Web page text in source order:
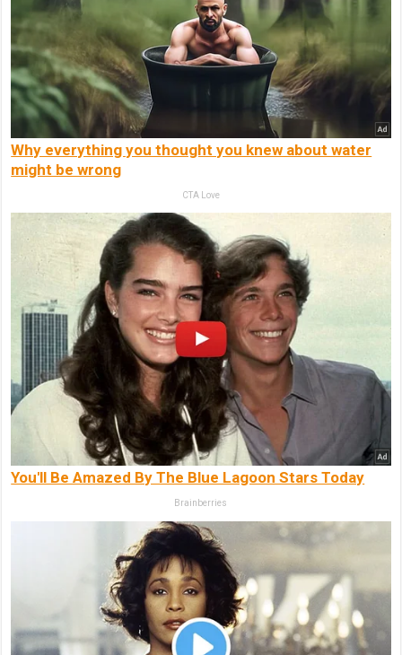
Why everything you thought you knew about water
might be wrong
CTA Love
You'll Be Amazed By The Blue Lagoon Stars Today
Brainberries